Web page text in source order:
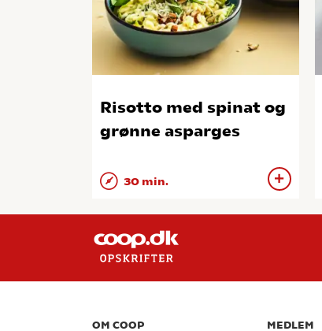
Risotto med spinat og
grønne asparges
30 min.
OM COOP MEDLEM